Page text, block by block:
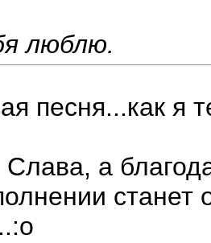
люблю.
песня...как я
а